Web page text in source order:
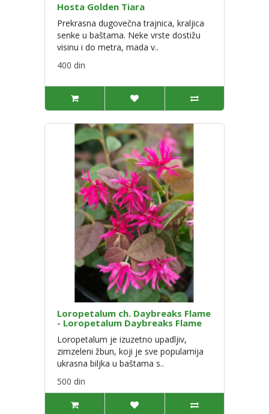
Hosta Golden Tiara
Prekrasna dugovečna trajnica, kraljica
senke u baštama. Neke vrste dostižu
visinu i do metra, mada v..
400 din
Loropetalum ch. Daybreaks Flame
- Loropetalum Daybreaks Flame
Loropetalum je izuzetno upadljiv,
zimzeleni žbun, koji je sve popularnija
ukrasna biljka u baštama s..
500 din